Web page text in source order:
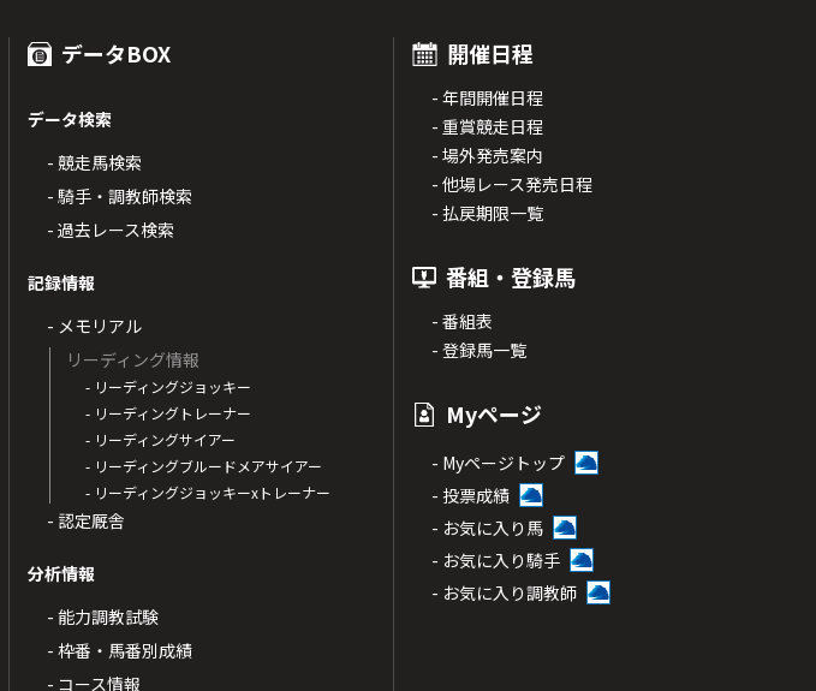
データBOX
データ検索
- 競走馬検索
- 騎手・調教師検索
- 過去レース検索
記録情報
- メモリアル
リーディング情報
- リーディングジョッキー
- リーディングトレーナー
- リーディングサイアー
- リーディングブルードメアサイアー
- リーディングジョッキーxトレーナー
- 認定厩舎
分析情報
- 能力調教試験
- 枠番・馬番別成績
- コース情報
開催日程
- 年間開催日程
- 重賞競走日程
- 場外発売案内
- 他場レース発売日程
- 払戻期限一覧
番組・登録馬
- 番組表
- 登録馬一覧
Myページ
- Myページトップ
- 投票成績
- お気に入り馬
- お気に入り騎手
- お気に入り調教師